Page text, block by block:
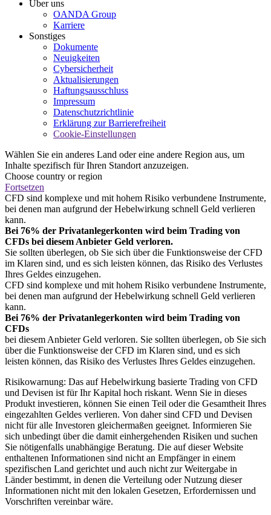
Über uns
OANDA Group
Karriere
Sonstiges
Dokumente
Neuigkeiten
Cybersicherheit
Aktualisierungen
Haftungsausschluss
Impressum
Datenschutzrichtlinie
Erklärung zur Barrierefreiheit
Cookie-Einstellungen
Wählen Sie ein anderes Land oder eine andere Region aus, um
Inhalte spezifisch für Ihren Standort anzuzeigen.
Choose country or region
Fortsetzen
CFD sind komplexe und mit hohem Risiko verbundene Instrumente,
bei denen man aufgrund der Hebelwirkung schnell Geld verlieren
kann.
Bei 76% der Privatanlegerkonten wird beim Trading von
CFDs bei diesem Anbieter Geld verloren.
Sie sollten überlegen, ob Sie sich über die Funktionsweise der CFD
im Klaren sind, und es sich leisten können, das Risiko des Verlustes
Ihres Geldes einzugehen.
CFD sind komplexe und mit hohem Risiko verbundene Instrumente,
bei denen man aufgrund der Hebelwirkung schnell Geld verlieren
kann.
Bei 76% der Privatanlegerkonten wird beim Trading von
CFDs
bei diesem Anbieter Geld verloren. Sie sollten überlegen, ob Sie sich
über die Funktionsweise der CFD im Klaren sind, und es sich
leisten können, das Risiko des Verlustes Ihres Geldes einzugehen.
Risikowarnung: Das auf Hebelwirkung basierte Trading von CFD
und Devisen ist für Ihr Kapital hoch riskant. Wenn Sie in dieses
Produkt investieren, können Sie einen Teil oder die Gesamtheit Ihres
eingezahlten Geldes verlieren. Von daher sind CFD und Devisen
nicht für alle Investoren gleichermaßen geeignet. Informieren Sie
sich unbedingt über die damit einhergehenden Risiken und suchen
Sie nötigenfalls unabhängige Beratung. Die auf dieser Website
enthaltenen Informationen sind nicht an Empfänger in einem
spezifischen Land gerichtet und auch nicht zur Weitergabe in
Länder bestimmt, in denen die Verteilung oder Nutzung dieser
Informationen nicht mit den lokalen Gesetzen, Erfordernissen und
Vorschriften vereinbar wäre.